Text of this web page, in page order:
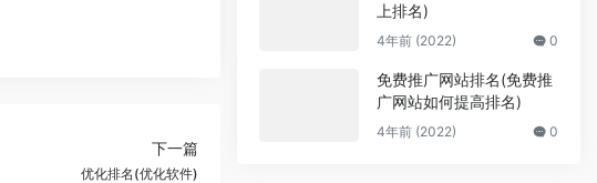
下一篇
优化排名(优化软件)
上排名)
4年前 (2022) 0
免费推广网站排名(免费推
广网站如何提高排名)
4年前 (2022) 0